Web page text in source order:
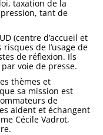
taxation de la
tant de
(centre d’accueil et
de l’usage de
de réflexion. Ils
voie de presse.
thèmes et
sa mission est
de
aident et échangent
Cécile Vadrot,